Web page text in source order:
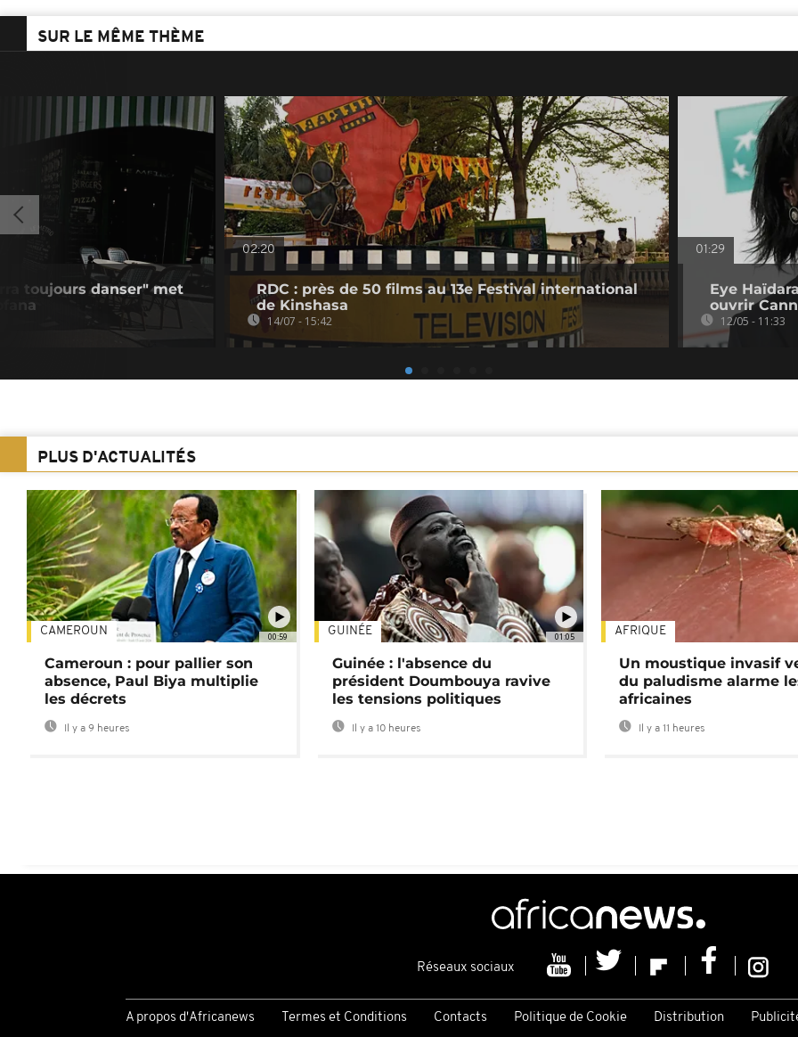
SUR LE MÊME THÈME
toujours danser" met
02:20
RDC : près de 50 films au 13e Festival international
de Kinshasa
14/07 - 15:42
01:29
Eye
ouvrir
12/05 - 11:33
PLUS D'ACTUALITÉS
00:59
CAMEROUN
Cameroun : pour pallier son
absence, Paul Biya multiplie
les décrets
Il y a 9 heures
01:05
GUINÉE
Guinée : l'absence du
président Doumbouya ravive
les tensions politiques
Il y a 10 heures
AFRIQUE
Un moustique invasif
du paludisme alarme
africaines
Il y a 11 heures
Réseaux sociaux
A propos d'Africanews Termes et Conditions Contacts Politique de Cookie Distribution